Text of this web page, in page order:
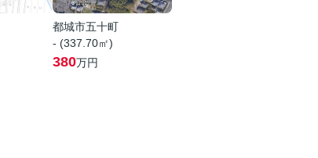
都城市五十町
- (337.70㎡)
380万円